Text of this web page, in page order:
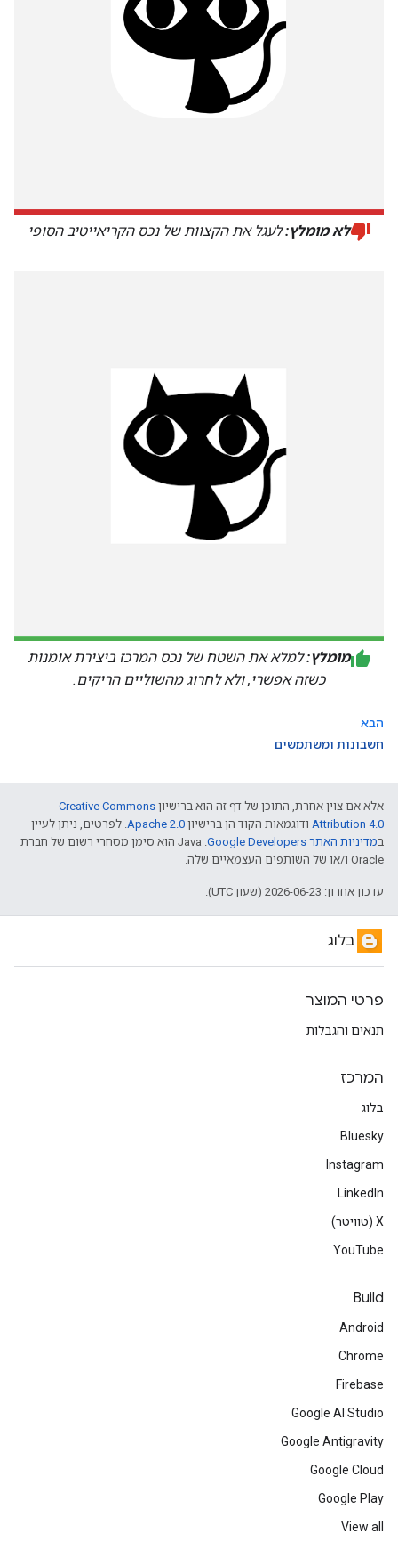
לא מומלץ:לעגל את הקצוות של נכס הקריאייטיב הסופי
מומלץ:למלא את השטח של נכס המרכז ביצירת אומנות
כשזה אפשרי, ולא לחרוג מהשוליים הריקים.
הבא
חשבונות ומשתמשים
אלא אם צוין אחרת, התוכן של דף זה הוא ברישיון Creative Commons
Attribution 4.0 ודוגמאות הקוד הן ברישיון Apache 2.0. לפרטים, ניתן לעיין
במדיניות האתר Google Developers‏
.‏ Java הוא סימן מסחרי רשום של חברת
Oracle ו/או של השותפים העצמאיים שלה.
עדכון אחרון: 2026-06-23 (שעון UTC).
בלוג
פרטי המוצר
תנאים והגבלות
המרכז
בלוג
Bluesky
Instagram
LinkedIn
‫X (טוויטר)
YouTube
Build
Android
Chrome
Firebase
Google AI Studio
Google Antigravity
Google Cloud
Google Play
View all